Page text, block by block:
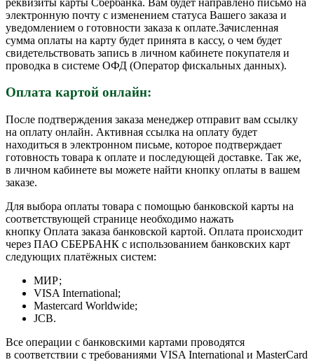
электронную почту с изменением статуса Вашего заказа и
уведомлением о готовности заказа к оплате.Зачисленная
сумма оплаты на карту будет принята в кассу, о чем будет
свидетельствовать запись в личном кабинете покупателя и
проводка в системе ОФД (Оператор фискальных данных).
Оплата картой онлайн:
После подтверждения заказа менеджер отправит вам ссылку
на оплату онлайн. Активная ссылка на оплату будет
находиться в электронном письме, которое подтверждает
готовность товара к оплате и последующей доставке. Так же,
в личном кабинете вы можете найти кнопку оплаты в вашем
заказе.
Для выбора оплаты товара с помощью банковской карты на
соответствующей странице необходимо нажать
кнопку Оплата заказа банковской картой. Оплата происходит
через ПАО СБЕРБАНК с использованием банковских карт
следующих платёжных систем:
МИР;
VISA International;
Mastercard Worldwide;
JCB.
Все операции с банковскими картами проводятся
в соответствии с требованиями VISA International и MasterCard